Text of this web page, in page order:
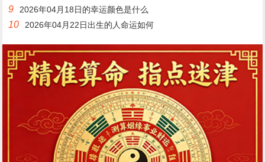
9 2026年04月18日的幸运颜色是什么
10 2026年04月22日出生的人命运如何